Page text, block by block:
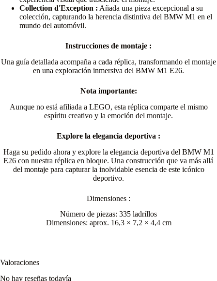
Collection d'Exception : Añada una pieza excepcional a su
colección, capturando la herencia distintiva del BMW M1 en el
mundo del automóvil.
Instrucciones de montaje :
Una guía detallada acompaña a cada réplica, transformando el montaje
en una exploración inmersiva del BMW M1 E26.
Nota importante:
Aunque no está afiliada a LEGO, esta réplica comparte el mismo
espíritu creativo y la emoción del montaje.
Explore la elegancia deportiva :
Haga su pedido ahora y explore la elegancia deportiva del BMW M1
E26 con nuestra réplica en bloque. Una construcción que va más allá
del montaje para capturar la inolvidable esencia de este icónico
deportivo.
Dimensiones :
Número de piezas: 335 ladrillos
Dimensiones: aprox. 16,3 × 7,2 × 4,4 cm
Valoraciones
No hay reseñas todavía